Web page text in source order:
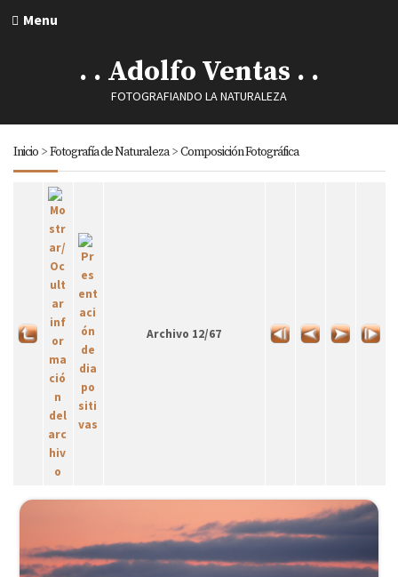
Menu
. . Adolfo Ventas . .
FOTOGRAFIANDO LA NATURALEZA
Inicio>Fotografía de Naturaleza>Composición Fotográfica
Archivo 12/67